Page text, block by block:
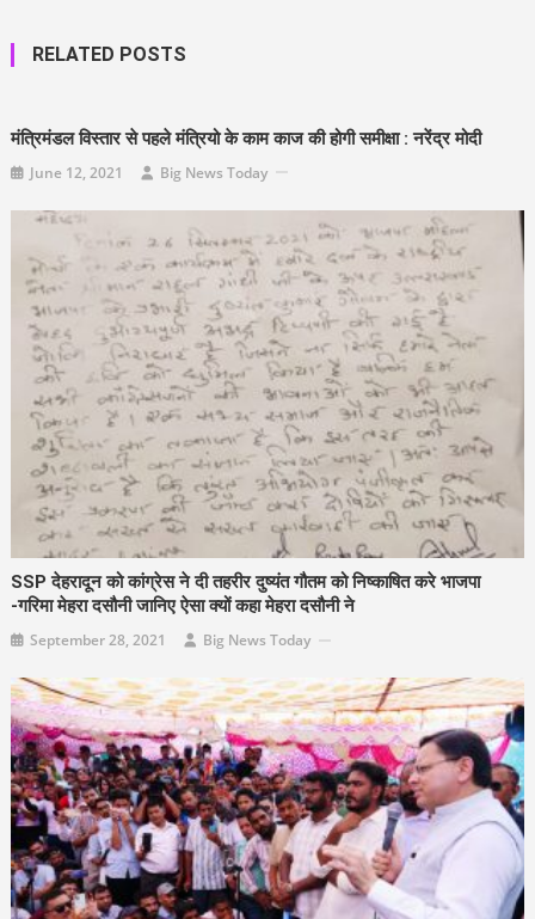
RELATED POSTS
मंत्रिमंडल विस्तार से पहले मंत्रियो के काम काज की होगी समीक्षा : नरेंद्र मोदी
June 12, 2021 Big News Today
SSP देहरादून को कांग्रेस ने दी तहरीर दुष्यंत गौतम को निष्काषित करे भाजपा
-गरिमा मेहरा दसौनी जानिए ऐसा क्यों कहा मेहरा दसौनी ने
September 28, 2021 Big News Today